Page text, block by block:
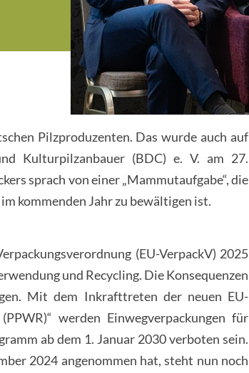
Pilzproduzenten. Das wurde auch auf
Kulturpilzanbauer (BDC) e. V. am 27.
sprach von einer „Mammutaufgabe“, die
kommenden Jahr zu bewältigen ist.
(EU-VerpackV) 2025
und Recycling. Die Konsequenzen
Mit dem Inkrafttreten der neuen EU-
werden Einwegverpackungen für
ab dem 1. Januar 2030 verboten sein.
2024 angenommen hat, steht nun noch